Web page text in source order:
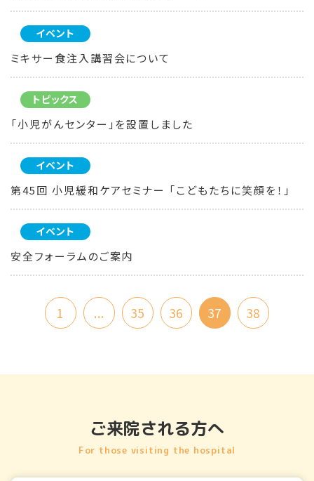
イベント
ミキサー食注入講習会について
トピックス
「小児がんセンター」を設置しました
イベント
第45回 小児緩和ケアセミナー 「こどもたちに笑顔を！」
イベント
安全フォーラムのご案内
1 ... 35 36 37 38
ご来院される方へ
For those visiting the hospital